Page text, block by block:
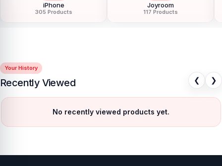
iPhone
305 Products
Joyroom
117 Products
Your History
Recently Viewed ❮ ❯
No recently viewed products yet.